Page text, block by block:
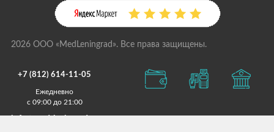
2026 ООО «MedLeningrad». Все права защищены.
+7 (812) 614-11-05
Ежедневно
с 09:00 до 21:00